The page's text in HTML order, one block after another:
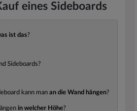
eines Sideboards
ist das?
Sideboards?
kann manan die Wand hängen?
in welcher Höhe?